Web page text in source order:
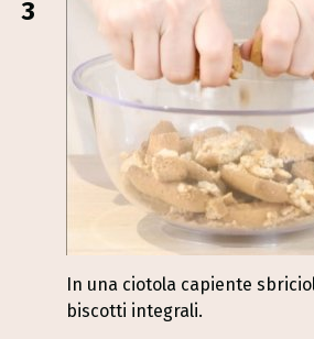
3
In una ciotola capiente
biscotti integrali.